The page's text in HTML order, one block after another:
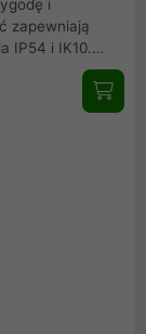
i
zapewniają
IP54 i IK10.